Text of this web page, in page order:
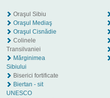
Oraşul Sibiu
Oraşul Mediaş
Oraşul Cisnădie
Colinele
Transilvaniei
Mărginimea
Sibiului
Biserici fortificate
Biertan - sit
UNESCO